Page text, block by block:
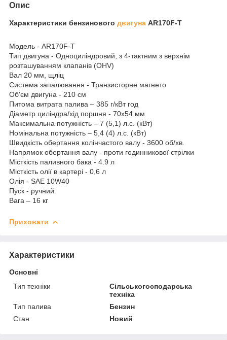
Опис
Характеристики бензинового двигуна AR170F-Т
Модель - AR170F-Т
Тип двигуна - Одноциліндровий, з 4-тактним з верхнім
розташуванням клапанів (ОНV)
Вал 20 мм, щліц
Система запалювання - Транзисторне магнето
Об'єм двигуна - 210 см
Питома витрата палива – 385 г/кВт год
Діаметр циліндра/хід поршня - 70х54 мм
Максимальна потужність – 7 (5,1) л.с. (кВт)
Номінальна потужність – 5,4 (4) л.с. (кВт)
Швидкість обертання колінчастого валу - 3600 об/хв.
Напрямок обертання валу - проти годинникової стрілки
Місткість паливного бака - 4.9 л
Місткість олії в картері - 0,6 л
Олія - ​​SAE 10W40
Пуск - ручний
Вага – 16 кг
Приховати
Характеристики
Основні
Тип техніки
Сільськогосподарська
техніка
Тип палива
Бензин
Стан
Новий